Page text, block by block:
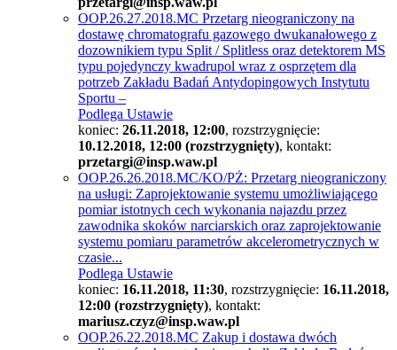
OOP.26.27.2018.MC Przetarg nieograniczony na
dostawę chromatografu gazowego dwukanałowego z
dozownikiem typu Split / Splitless oraz detektorem MS
typu pojedynczy kwadrupol wraz z osprzętem dla
potrzeb Zakładu Badań Antydopingowych Instytutu
Sportu –
Podlega Ustawie
koniec: 26.11.2018, 12:00, rozstrzygnięcie:
10.12.2018, 12:00 (rozstrzygnięty), kontakt:
przetargi@insp.waw.pl
OOP.26.26.2018.MC/KO/PŻ: Przetarg nieograniczony
na usługi: Zaprojektowanie systemu umożliwiającego
pomiar istotnych cech wykonania najazdu przez
zawodnika skoków narciarskich oraz zaprojektowanie
systemu pomiaru parametrów akcelerometrycznych w
czasie...
Podlega Ustawie
koniec: 16.11.2018, 11:30, rozstrzygnięcie: 16.11.2018,
12:00 (rozstrzygnięty), kontakt:
mariusz.czyz@insp.waw.pl
OOP.26.22.2018.MC Zakup i dostawa dwóch